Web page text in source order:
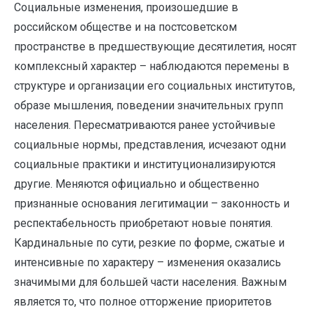
Социальные изменения, произошедшие в
российском обществе и на постсоветском
пространстве в предшествующие десятилетия, носят
комплексный характер – наблюдаются перемены в
структуре и организации его социальных институтов,
образе мышления, поведении значительных групп
населения. Пересматриваются ранее устойчивые
социальные нормы, представления, исчезают одни
социальные практики и институционализируются
другие. Меняются официально и общественно
признанные основания легитимации – законность и
респектабельность приобретают новые понятия.
Кардинальные по сути, резкие по форме, сжатые и
интенсивные по характеру – изменения оказались
значимыми для большей части населения. Важным
является то, что полное отторжение приоритетов